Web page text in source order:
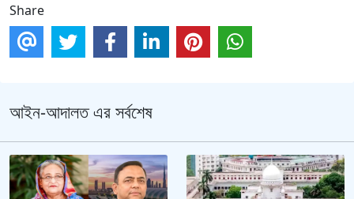
Share
আইন-আদালত এর সর্বশেষ